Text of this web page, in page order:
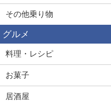
その他乗り物
グルメ
料理・レシピ
お菓子
居酒屋